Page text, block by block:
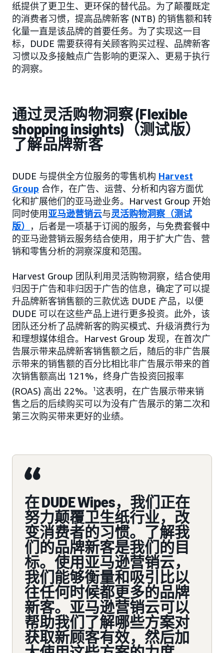
纸提供了更卫生、更环保的替代品。为了颠覆既定
的消费者习惯，提高品牌新客 (NTB) 的销售额和转
化量一直是该品牌的首要任务。为了实现这一目
标，DUDE 需要获得有关顾客购买过程、品牌新客
习惯以及多接触点广告影响的更深入、更易于执行
的洞察。
通过灵活购物洞察 (Flexible
shopping insights)（测试版）
了解品牌新客
DUDE 与提供全方位服务的零售机构 Harvest
Group 合作，在广告、运营、分析和内容方面优
化和扩展他们的亚马逊业务。Harvest Group 开始
同时使用亚马逊营销云与灵活购物洞察（测试
版）
，后者是一项基于订阅的服务，与免费套餐中
的亚马逊营销云服务结合使用，用于扩大广告、营
销和零售分析的洞察深度和范围。
Harvest Group 团队利用灵活购物洞察，结合使用
归因于广告和非归因于广告的信息，确定了可以提
升品牌新客销售额的三款优选 DUDE 产品，以便
DUDE 可以在这些产品上进行更多投资。此外，该
团队还分析了品牌新客的购买模式、升级消费行为
和理想媒体组合。Harvest Group 发现，在首次广
告展示带来品牌新客销售额之后，随后的非广告展
示带来的销售额的百分比相比非广告展示带来的首
次销售额高出 121%，终身广告投资回报率
(ROAS) 高出 22%。
1这表明，在广告展示带来销
售之后的后续购买可以为没有广告展示的第二次和
第三次购买带来更好的业绩。
在 DUDE Wipes，我们正在
努力颠覆卫生纸行业，改
变消费者的习惯。了解我
们的品牌新客是我们的目
标。使用亚马逊营销云，
我们能够衡量和吸引比以
往任何时候都更多的品牌
新客。亚马逊营销云可以
帮助我们了解哪些方案对
获取新顾客有效，然后加